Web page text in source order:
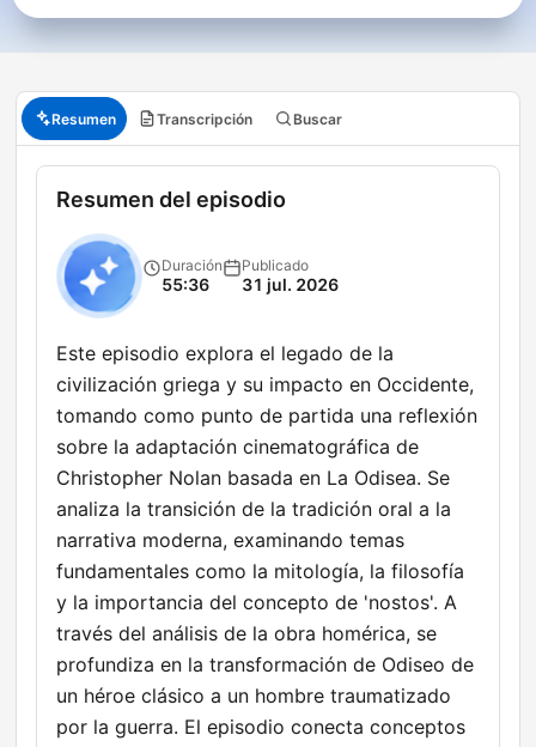
Resumen Transcripción Buscar
Resumen del episodio
Duración
55:36
Publicado
31 jul. 2026
Este episodio explora el legado de la
civilización griega y su impacto en Occidente,
tomando como punto de partida una reflexión
sobre la adaptación cinematográfica de
Christopher Nolan basada en La Odisea. Se
analiza la transición de la tradición oral a la
narrativa moderna, examinando temas
fundamentales como la mitología, la filosofía
y la importancia del concepto de 'nostos'. A
través del análisis de la obra homérica, se
profundiza en la transformación de Odiseo de
un héroe clásico a un hombre traumatizado
por la guerra. El episodio conecta conceptos